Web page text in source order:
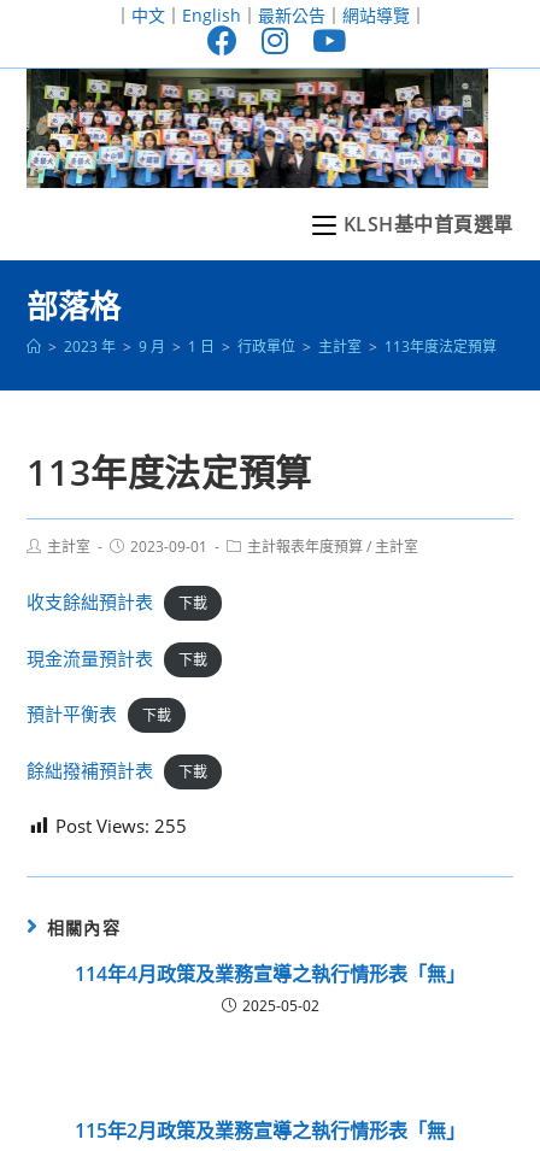
至
｜ 中文｜ English ｜ 最新公告｜ 網站導覽｜
KLSH基中首頁選單
部落格
> 2023 年 > 9 月 > 1 日 > 行政單位 > 主計室 > 113年度法定預算
113年度法定預算
Post主計室
Post2023-09-01
Post主計報表年度預算 / 主計室
收支餘絀預計表 下載
現金流量預計表 下載
預計平衡表 下載
餘絀撥補預計表 下載
Post Views: 255
相關內容
114年4月政策及業務宣導之執行情形表「無」
2025-05-02
115年2月政策及業務宣導之執行情形表「無」